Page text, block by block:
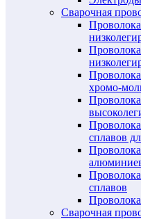
Сварочная
хромо-
сплавов
сплавов
Сварочная